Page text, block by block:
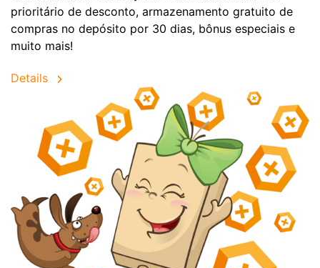
prioritário de desconto, armazenamento gratuito de
compras no depósito por 30 dias, bônus especiais e
muito mais!
Details